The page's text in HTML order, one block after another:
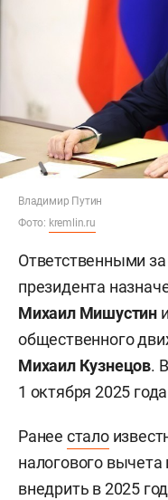
Владимир Путин
Фото: kremlin.ru
Ответственными
президента
Михаил Мишустин
общественного
Михаил Кузнецов.
1 октября 2025
Ранее стало
налогового вычета
внедрить в 2025